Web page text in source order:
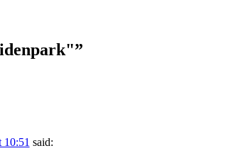
”
10:51 said: